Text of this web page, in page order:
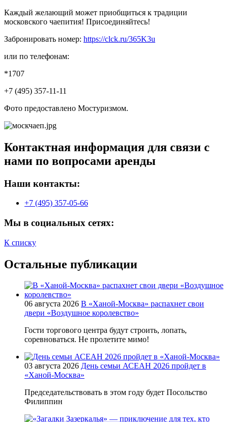
Каждый желающий может приобщиться к традиции
московского чаепития! Присоединяйтесь!
Забронировать номер: https://clck.ru/365K3u
или по телефонам:
*1707
+7 (495) 357-11-11
Фото предоставлено Мостуризмом.
Контактная информация для связи с
нами по вопросами аренды
Наши контакты:
+7 (495) 357-05-66
Мы в социальных сетях:
К списку
Остальные публикации
06 августа 2026 В «Ханой-Москва» распахнет свои
двери «Воздушное королевство»
Гости торгового центра будут строить, лопать,
соревноваться. Не пролетите мимо!
03 августа 2026 День семьи АСЕАН 2026 пройдет в
«Ханой-Москва»
Председательствовать в этом году будет Посольство
Филиппин